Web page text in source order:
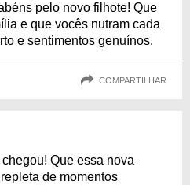
pelo novo filhote! Que
e que vocês nutram cada
e sentimentos genuínos.
COMPARTILHAR
Que essa nova
de momentos